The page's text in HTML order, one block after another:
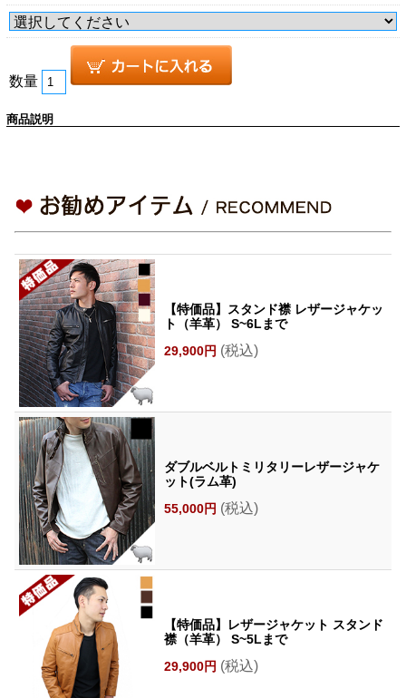
数量
商品説明
【特価品】スタンド襟 レザージャケッ
ト（羊革） S~6Lまで
29,900円 (税込)
ダブルベルトミリタリーレザージャケ
ット(ラム革)
55,000円 (税込)
【特価品】レザージャケット スタンド
襟（羊革） S~5Lまで
29,900円 (税込)